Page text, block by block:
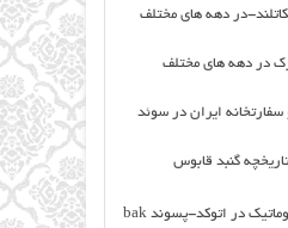
در دهه های مختلف
در دهه های مختلف
سفارتخانه ایران در سوئد
گنبد قابوس
فعال یا غیر فعال کردن ذخیره اتوماتیک در اتوکد-پسوند bak